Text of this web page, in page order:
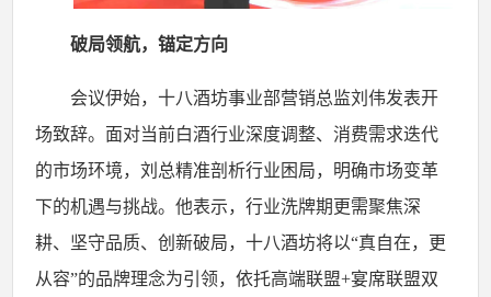
破局领航，锚定方向
会议伊始，十八酒坊事业部营销总监刘伟发表开
场致辞。面对当前白酒行业深度调整、消费需求迭代
的市场环境，刘总精准剖析行业困局，明确市场变革
下的机遇与挑战。他表示，行业洗牌期更需聚焦深
耕、坚守品质、创新破局，十八酒坊将以“真自在，更
从容”的品牌理念为引领，依托高端联盟+宴席联盟双